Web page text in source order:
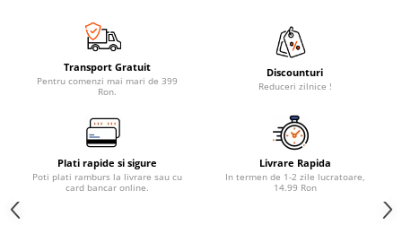
Transport Gratuit
Pentru comenzi mai mari de 399
Ron.
Discounturi
Reduceri zilnice !
Plati rapide si sigure
Poti plati ramburs la livrare sau cu
card bancar online.
Livrare Rapida
In termen de 1-2 zile lucratoare,
14.99 Ron